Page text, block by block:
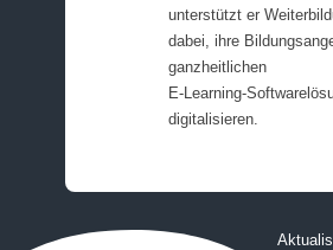
unterstützt er
dabei, ihre
ganzheitlichen
digitalisieren.